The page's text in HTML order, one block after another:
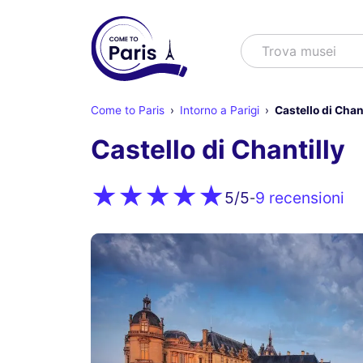
Cercare
Trova s
Come to Paris Intorno a Parigi Castello di
Castello di Chantilly
5/5-9 recensioni